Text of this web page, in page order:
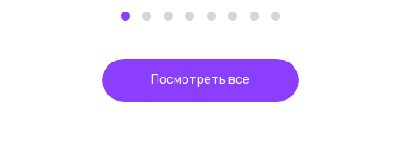
Посмотреть все